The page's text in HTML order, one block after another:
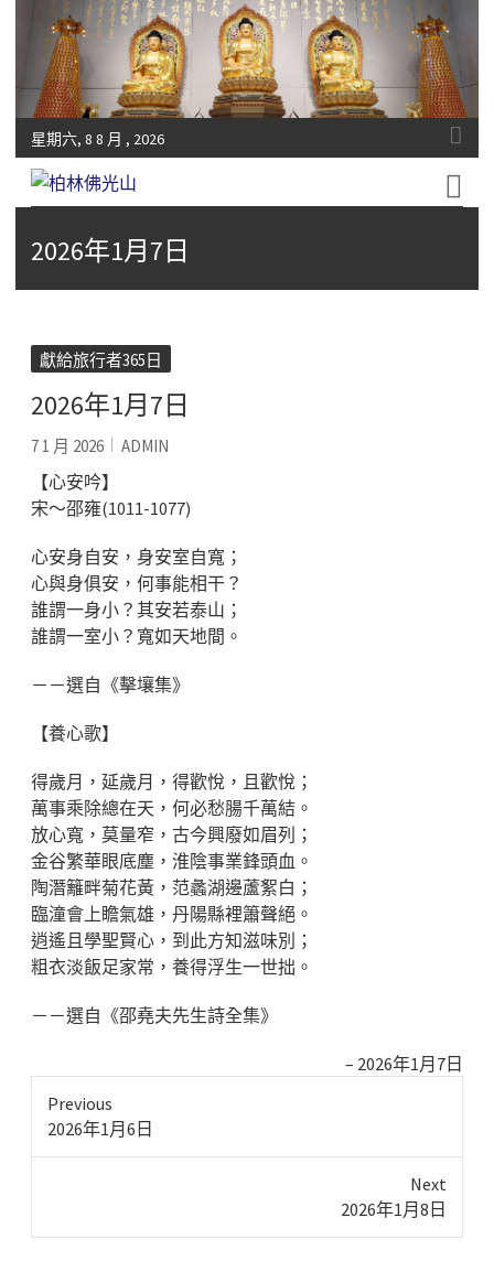
星期六, 8 8 月 , 2026
Fo-Guang-Shan-Tempel, Berlin e.V.
2026年1月7日
獻給旅行者365日
2026年1月7日
7 1 月 2026 ADMIN
【心安吟】
宋～邵雍(1011-1077)
心安身自安，身安室自寬；
心與身俱安，何事能相干？
誰謂一身小？其安若泰山；
誰謂一室小？寬如天地間。
－－選自《擊壤集》
【養心歌】
得歲月，延歲月，得歡悅，且歡悅；
萬事乘除總在天，何必愁腸千萬結。
放心寬，莫量窄，古今興廢如眉列；
金谷繁華眼底塵，淮陰事業鋒頭血。
陶潛籬畔菊花黃，范蠡湖邊蘆絮白；
臨潼會上瞻氣雄，丹陽縣裡簫聲絕。
逍遙且學聖賢心，到此方知滋味別；
粗衣淡飯足家常，養得浮生一世拙。
－－選自《邵堯夫先生詩全集》
2026年1月7日
Previous
Previous
2026年1月6日
Next
2026年1月8日